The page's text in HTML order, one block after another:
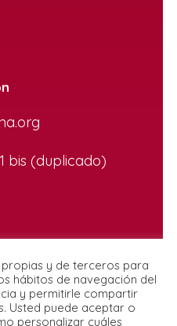
bis (duplicado)
y de terceros para
hábitos de navegación del
y permitirle compartir
Usted puede aceptar o
personalizar cuáles